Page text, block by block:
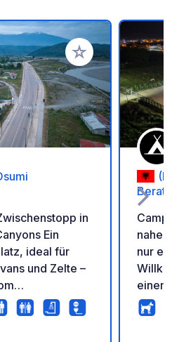
Zu Ihren Favoriten
in
Ein
ideal für
und Zelte –
Canyon
Berat
nahe
nur
nur